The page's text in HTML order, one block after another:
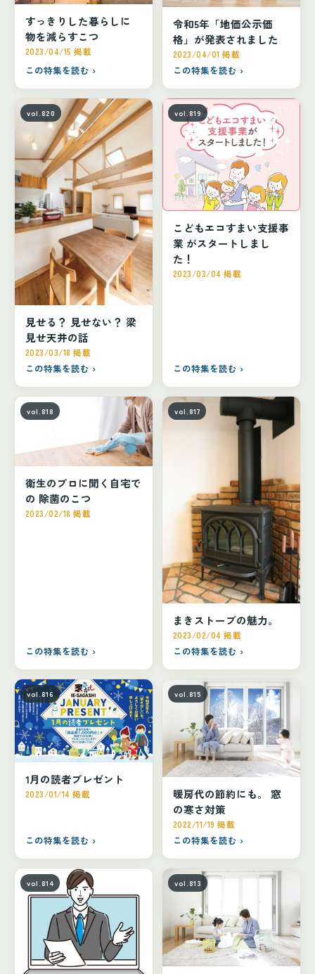
すっきりした暮らしに
物を減らすこつ
2023/04/15 掲載
この特集を読む ›
令和5年「地価公示価
格」が発表されました
2023/04/01 掲載
この特集を読む ›
vol.820
見せる？ 見せない？ 梁
見せ天井の話
2023/03/18 掲載
この特集を読む ›
vol.819
こどもエコすまい支援事
業 がスタートしまし
た！
2023/03/04 掲載
この特集を読む ›
vol.818
衛生のプロに聞く自宅で
の 除菌のこつ
2023/02/18 掲載
この特集を読む ›
vol.817
まきストーブの魅力。
2023/02/04 掲載
この特集を読む ›
vol.816
1月の読者プレゼント
2023/01/14 掲載
この特集を読む ›
vol.815
暖房代の節約にも。 窓
の寒さ対策
2022/11/19 掲載
この特集を読む ›
vol.814 vol.813